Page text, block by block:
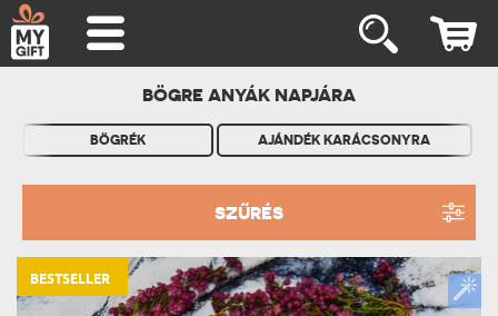
BÖGRE ANYÁK NAPJÁRA
BÖGRÉK AJÁNDÉK KARÁCSONYRA
SZŰRÉS
BESTSELLER